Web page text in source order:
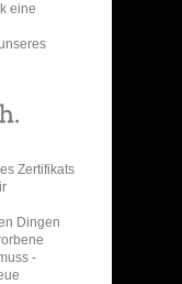
eine
Zertifikats
Dingen
-